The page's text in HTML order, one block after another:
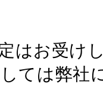
はお受け
ては弊社